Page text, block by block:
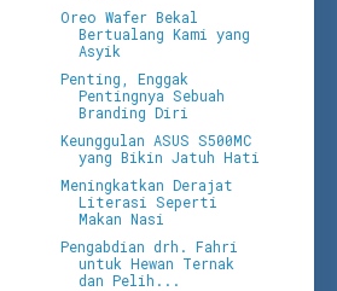
Oreo Wafer Bekal
Bertualang Kami yang
Asyik
Penting, Enggak
Pentingnya Sebuah
Branding Diri
Keunggulan ASUS S500MC
yang Bikin Jatuh Hati
Meningkatkan Derajat
Literasi Seperti
Makan Nasi
Pengabdian drh. Fahri
untuk Hewan Ternak
dan Pelih...